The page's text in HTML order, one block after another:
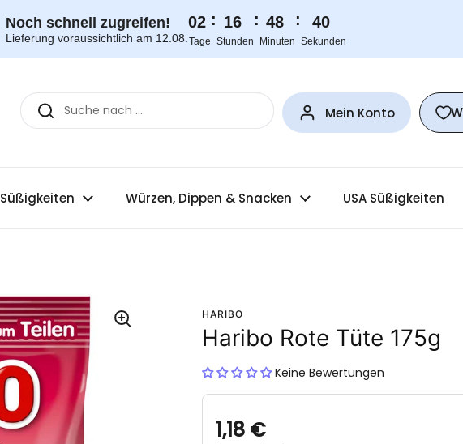
Noch schnell zugreifen!
Lieferung voraussichtlich am 12.08.
02
Tage
: 16
Stunden
: 48
Minuten
: 40
Sekunden
Mein Konto
Süßigkeiten Würzen, Dippen & Snacken USA Süßigkeiten
HARIBO
Haribo Rote Tüte 175g
Keine Bewertungen
1,18 €